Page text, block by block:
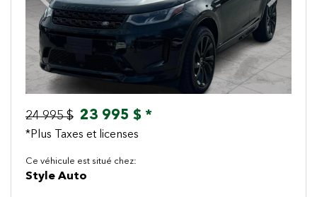
Previous Next
24 995 $ 23 995 $ *
*Plus Taxes et licenses
Ce véhicule est situé chez:
Style Auto